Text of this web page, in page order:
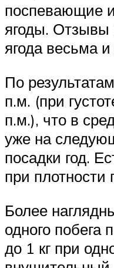
поспевающие
ягоды. Отзывы
ягода весьма
По
п.м. (при
п.м.), что в
уже на
посадки год.
при плотности
Более
одного побега
до 1 кг при